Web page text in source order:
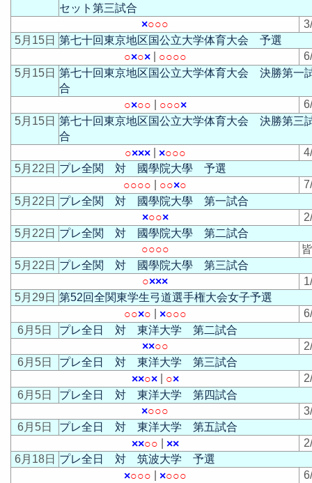
セット第三試合
×○○○
5月15日 第七十回東京地区国公立大学体育大会 予選
○×○×| ○○○○
5月15日 第七十回東京地区国公立大学体育大会 決勝第一
合
○×○○ ○○○×
5月15日 第七十回東京地区国公立大学体育大会 決勝第三
合
○×××| ×○○○
5月22日 プレ全関 対 國學院大學 予選
○○○○ ○○×○
5月22日 プレ全関 対 國學院大學 第一試合
×○○×
5月22日 プレ全関 対 國學院大學 第二試合
○○○○
5月22日 プレ全関 対 國學院大學 第三試合
○×××
5月29日 第52回全関東学生弓道選手権大会女子予選
○○×○ ×○○○
6月5日
プレ全日 対 東洋大学 第二試合
××○○
6月5日
プレ全日 対 東洋大学 第三試合
××○×| ○×
6月5日
プレ全日 対 東洋大学 第四試合
×○○○
6月5日
プレ全日 対 東洋大学 第五試合
××○○ ××
6月18日 プレ全日 対 筑波大学 予選
×○○○ ×○○○